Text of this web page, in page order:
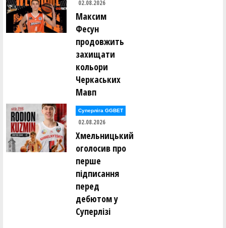
Вадим Палюх ()
Ганна Панамарьова ()
Владислав Панасюк ()
Ксенія Панькіна ()
Ростислав Парнак ()
Вікторія Пасечник ()
Анатолій Пилипюк ()
Всеволод Пироженко ()
Денис Поворознюк ()
Микита Подтикан ()
Владислав Полоз ()
Денис Полтавський ()
Леся Полуяхтова ()
Максим Померанцев ()
Роман Пономаренко ()
Олександр Приходько ()
Дмитро Проценко ()
Віталій Пустовалов ()
02.08.2026
Максим
Фесун
продовжить
захищати
кольори
Черкаських
Мавп
Суперліга GGBET
02.08.2026
Хмельницький
оголосив про
перше
підписання
перед
дебютом у
Суперлізі